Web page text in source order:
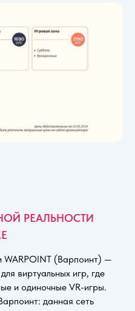
РЕАЛЬНОСТИ
WARPOINT (Варпоинт) —
виртуальных игр, где
и одиночные VR-игры.
данная сеть